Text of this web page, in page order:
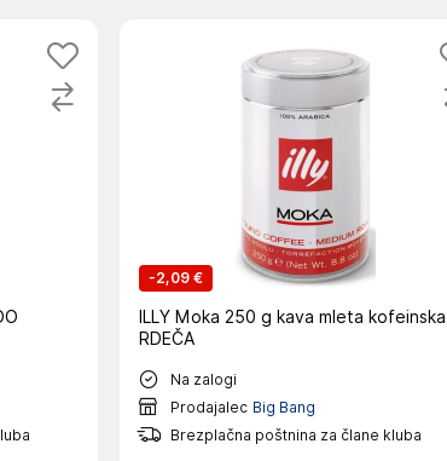
-2,09 €
ILLY Moka 250 g kava mleta kofeinska
RDEČA
Na zalogi
Prodajalec Big Bang
Brezplačna poštnina za člane kluba